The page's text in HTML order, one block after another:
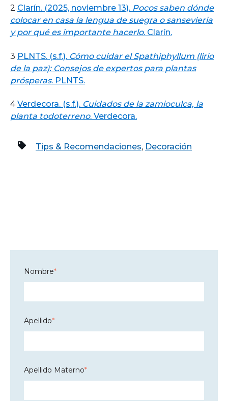
2 Clarín. (2025, noviembre 13). Pocos saben dónde
colocar en casa la lengua de suegra o sansevieria
y por qué es importante hacerlo. Clarín.
3 PLNTS. (s.f.). Cómo cuidar el Spathiphyllum (lirio
de la paz): Consejos de expertos para plantas
prósperas. PLNTS.
4Verdecora. (s.f.). Cuidados de la zamioculca, la
planta todoterreno. Verdecora.
Tips & Recomendaciones, Decoración
Nombre*
Apellido*
Apellido Materno*